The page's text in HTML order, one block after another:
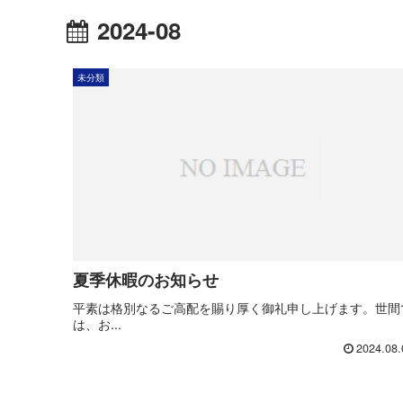
2024-08
未分類
夏季休暇のお知らせ
平素は格別なるご高配を賜り厚く御礼申し上げます。世
は、お...